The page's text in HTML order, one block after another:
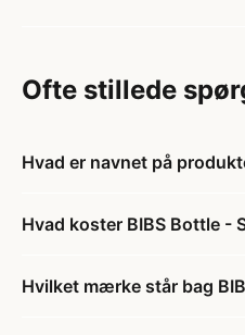
Ofte stillede
Hvad er navnet på
Hvad koster BIBS Bottle -
Hvilket mærke står bag